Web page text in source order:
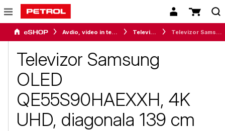
Avdio, video in telefonija Televizorji
Televizor Samsung
OLED
QE55S90HAEXXH, 4K
UHD, diagonala 139 cm